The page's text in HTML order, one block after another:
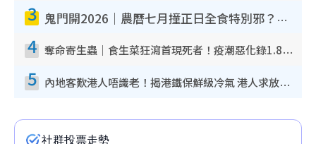
3 鬼門開2026｜農曆七月撞正日全食特別邪？專家警告切忌做一事！揭4大禁忌+2招保平安
4 奪命寄生蟲｜食生菜狂瀉首現死者！疫潮惡化錄1.8萬宗病例 揭洗菜3大謬誤
5 內地客歎港人唔識老！揭港鐵保鮮級冷氣 港人求放過：咪投訴